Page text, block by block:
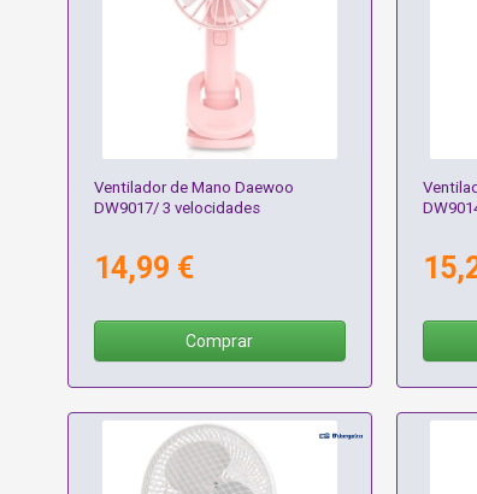
Ventilador de Mano Daewoo
DW9017/ 3 velocidades
14,99 €
Comprar